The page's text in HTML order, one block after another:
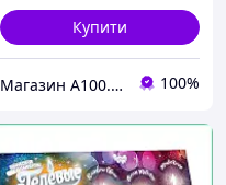
Купити
Магазин A100.PROM.UA 100%